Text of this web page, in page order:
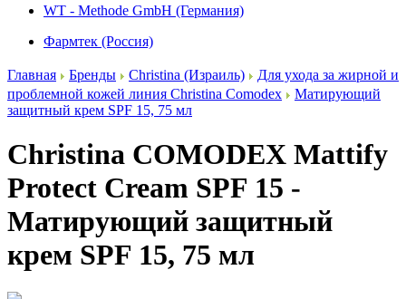
WT - Methode GmbH (Германия)
Фармтек (Россия)
Главная Бренды Christina (Израиль)
Для ухода за жирной и
проблемной кожей линия Christina Comodex
Матирующий
защитный крем SPF 15, 75 мл
Christina COMODEX Mattify
Protect Cream SPF 15 -
Матирующий защитный
крем SPF 15, 75 мл